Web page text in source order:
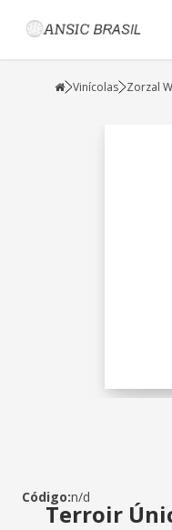
Vinícolas Zorzal
Código:n/d
Terroir